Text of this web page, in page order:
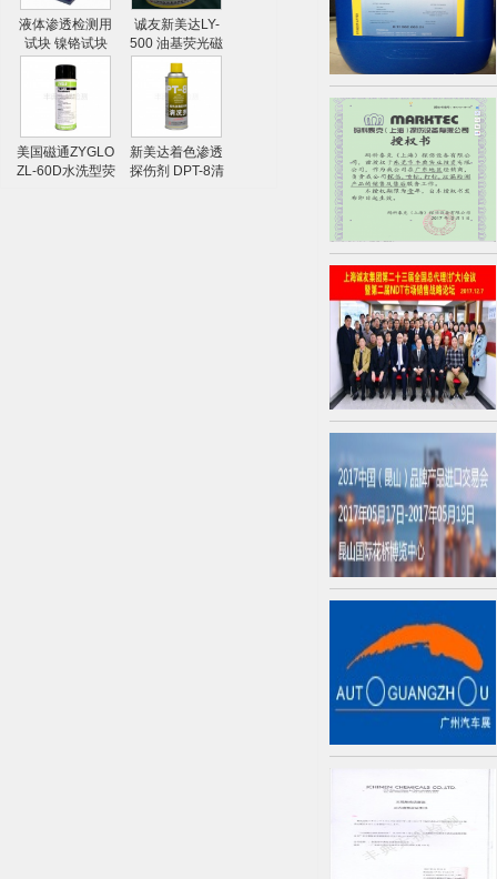
液体渗透检测用
试块 镍铬试块
诚友新美达LY-
500 油基荧光磁
粉
美国磁通ZYGLO
ZL-60D水洗型荧
新美达着色渗透
探伤剂 DPT-8清